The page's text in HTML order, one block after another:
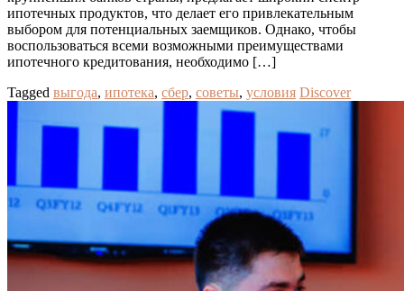
ипотечных продуктов, что делает его привлекательным
выбором для потенциальных заемщиков. Однако, чтобы
воспользоваться всеми возможными преимуществами
ипотечного кредитования, необходимо […]
Tagged выгода, ипотека, сбер, советы, условия Discover